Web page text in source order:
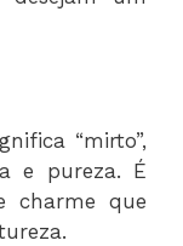
“mirto”,
e pureza. É
charme que